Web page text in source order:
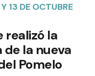
13 DE OCTUBRE
realizó la
la nueva
Pomelo